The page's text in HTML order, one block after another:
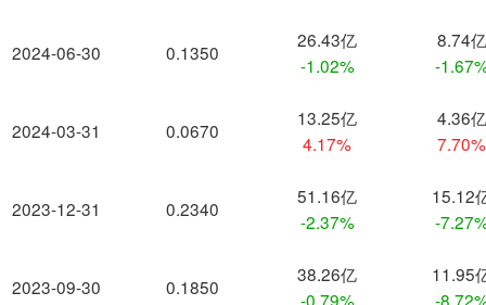
2024-06-30
2024-03-31
2023-12-31
2023-09-30
0.1350
26.43亿
-1.02%
8.74亿
-
0.0670
13.25亿
4.17%
4.36亿
7.70%
0.2340
51.16亿
-2.37%
15.12
-
0.1850
38.26亿
-0.79%
11.95
-